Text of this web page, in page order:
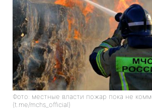
Фото: местные власти пожар пока не
(t.me/mchs_official)